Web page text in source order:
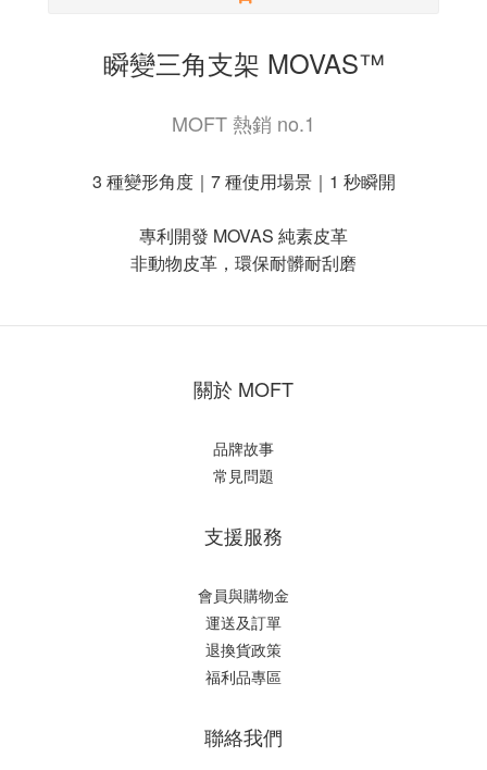
瞬變三角支架 MOVAS™
MOFT 熱銷 no.1
3 種變形角度｜7 種使用場景｜1 秒瞬開
專利開發 MOVAS 純素皮革
非動物皮革，環保耐髒耐刮磨
關於 MOFT
品牌故事
常見問題
支援服務
會員與購物金
運送及訂單
退換貨政策
福利品專區
聯絡我們